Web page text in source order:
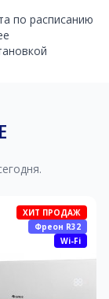
по расписанию
ХИТ ПРОДАЖ
Фреон R32
Wi-Fi